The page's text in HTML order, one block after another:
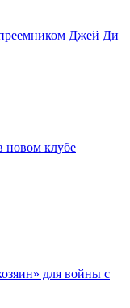
Джей Ди
новом клубе
для войны с